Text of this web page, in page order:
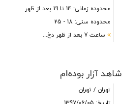
محدوده زمانی: 14 تا 19 بعد از ظهر
محدوده سنی: 18 - 25
ساعت 7 بعد از ظهر دخ...
شاهد آزار بوده‌ام
تهران / تهران